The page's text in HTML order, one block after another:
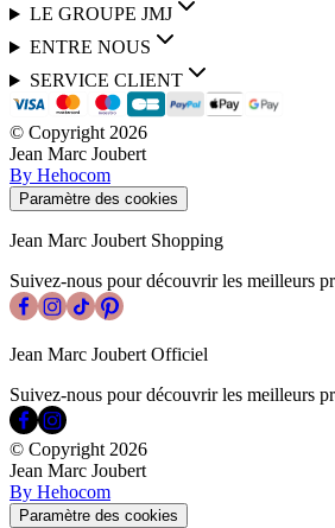
LE GROUPE JMJ
ENTRE NOUS
SERVICE CLIENT
© Copyright 2026
Jean Marc Joubert
By Hehocom
Paramètre des cookies
Jean Marc Joubert Shopping
Suivez-nous pour découvrir les meilleurs
Jean Marc Joubert Officiel
Suivez-nous pour découvrir les meilleurs
© Copyright 2026
Jean Marc Joubert
By Hehocom
Paramètre des cookies